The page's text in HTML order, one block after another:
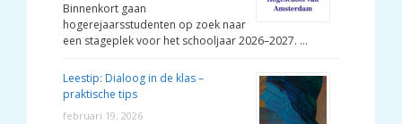
Binnenkort gaan
hogerejaarsstudenten op zoek naar
een stageplek voor het schooljaar 2026–2027. …
Leestip: Dialoog in de klas –
praktische tips
februari 19, 2026